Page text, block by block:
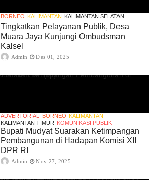
BORNEO KALIMANTAN KALIMANTAN SELATAN
Tingkatkan Pelayanan Publik, Desa
Muara Jaya Kunjungi Ombudsman
Kalsel
Admin Des 01, 2025
ADVERTORIAL BORNEO KALIMANTAN
KALIMANTAN TIMUR KOMUNIKASI PUBLIK
Bupati Mudyat Suarakan Ketimpangan
Pembangunan di Hadapan Komisi XII
DPR RI
Admin Nov 27, 2025